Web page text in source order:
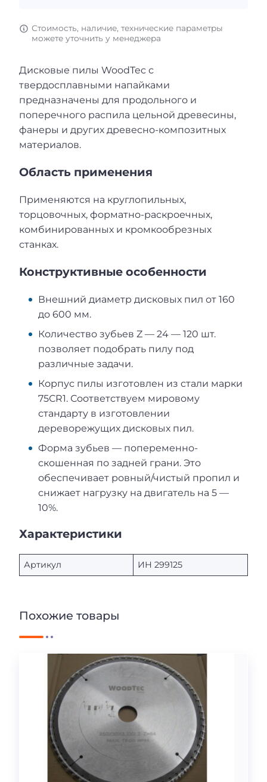
Стоимость, наличие, технические параметры
можете уточнить у менеджера
Дисковые пилы WoodTec с
твердосплавными напайками
предназначены для продольного и
поперечного распила цельной древесины,
фанеры и других древесно-композитных
материалов.
Область применения
Применяются на круглопильных,
торцовочных, форматно-раскроечных,
комбинированных и кромкообрезных
станках.
Конструктивные особенности
Внешний диаметр дисковых пил от 160
до 600 мм.
Количество зубьев Z — 24 — 120 шт.
позволяет подобрать пилу под
различные задачи.
Корпус пилы изготовлен из стали марки
75СR1. Соответствуем мировому
стандарту в изготовлении
дереворежущих дисковых пил.
Форма зубьев — попеременно-
скошенная по задней грани. Это
обеспечивает ровный/чистый пропил и
снижает нагрузку на двигатель на 5 —
10%.
Характеристики
Артикул ИН 299125
Похожие товары